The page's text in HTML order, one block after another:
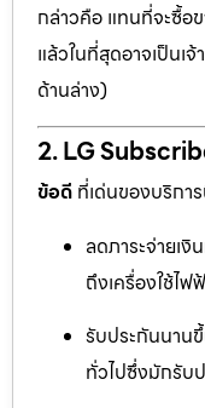
กล่าวคือ แทนที่จะซื้อข
แล้วในที่สุดอาจเป็นเ
ด้านล่าง)
2. LG
ข้อดี ที่เด่นของบริกา
ลดภาระจ่ายเงิ
ถึงเครื่องใช้ไ
รับประกันนาน
ทั่วไปซึ่งมักรับ